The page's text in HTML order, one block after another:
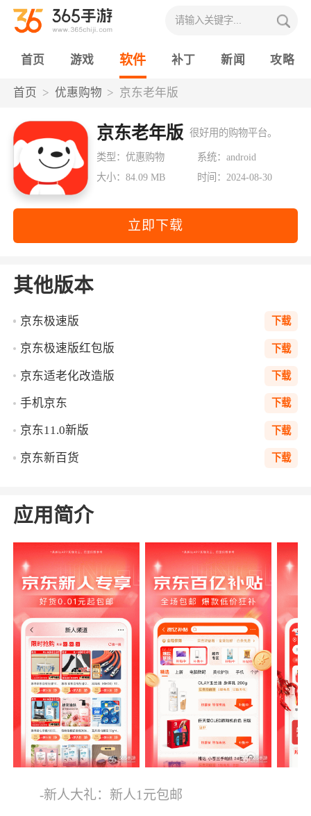
首页 游戏 软件 补丁 新闻 攻略
首页 优惠购物 京东老年版
京东老年版 很好用的购物平台。
类型：优惠购物
系统：android
大小：84.09 MB
时间：2024-08-30
立即下载
其他版本
京东极速版 下载
京东极速版红包版 下载
京东适老化改造版 下载
手机京东 下载
京东11.0新版 下载
京东新百货 下载
应用简介
-新人大礼：新人1元包邮